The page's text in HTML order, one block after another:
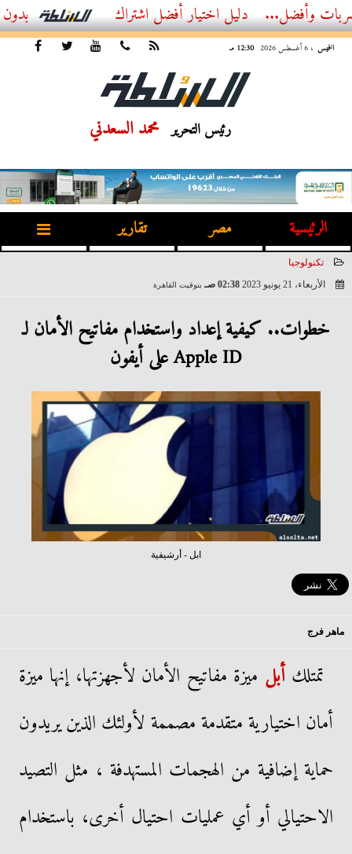
أفضل اشتراك IPTV بدون تقطيع 2026 – دليل المشاهد العصري
الخميس ، 6 أغسطس 2026 12:30 مـ
رئيس التحرير محمد السعدني
الرئيسية مصر تقارير
تكنولوجيا
الأربعاء، 21 يونيو 2023
02:38 صـ بتوقيت القاهرة
خطوات.. كيفية إعداد واستخدام مفاتيح الأمان لـ
Apple ID على أيفون
ابل - أرشيفية
ماهر فرج
تمتلكأبل ميزة مفاتيح الأمان لأجهزتها، إنها ميزة
أمان اختيارية متقدمة مصممة لأولئك الذين يريدون
حماية إضافية من الهجمات المستهدفة ، مثل التصيد
الاحتيالي أو أي عمليات احتيال أخرى، باستخدام